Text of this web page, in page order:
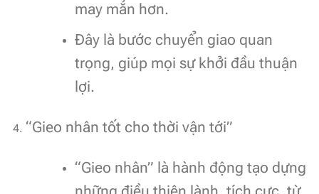
may mắn hơn.
Đây là bước chuyển giao quan
trọng, giúp mọi sự khởi đầu thuận
lợi.
“Gieo nhân tốt cho thời vận tới”
“Gieo nhân” là hành động tạo dựng